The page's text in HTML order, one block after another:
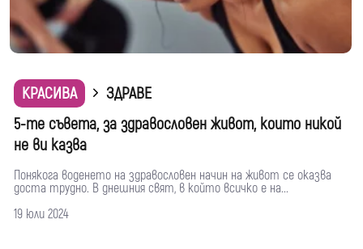
КРАСИВА
ЗДРАВЕ
5-те съвета, за здравословен живот, които никой
не ви казва
Понякога воденето на здравословен начин на живот се оказва
доста трудно. В днешния свят, в който всичко е на...
19 юли 2024